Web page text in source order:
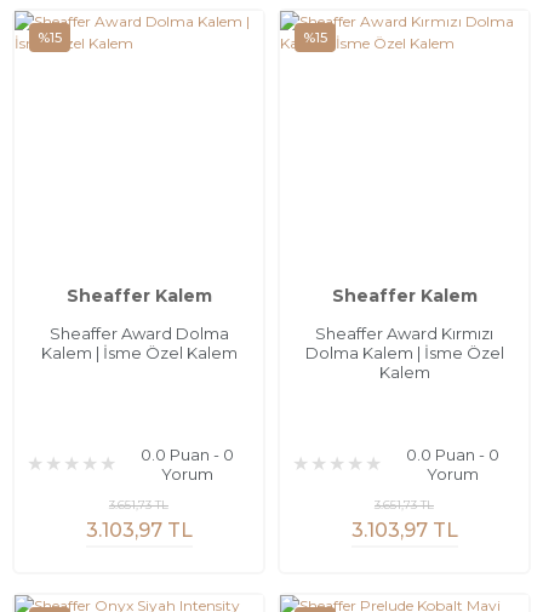
%15
Sheaffer Kalem
Sheaffer Award Dolma
Kalem | İsme Özel Kalem
0.0 Puan - 0
Yorum
3.103,97 TL
3.651,73 TL
%15
Sheaffer Kalem
Sheaffer Award Kırmızı
Dolma Kalem | İsme Özel
Kalem
0.0 Puan - 0
Yorum
3.103,97 TL
3.651,73 TL